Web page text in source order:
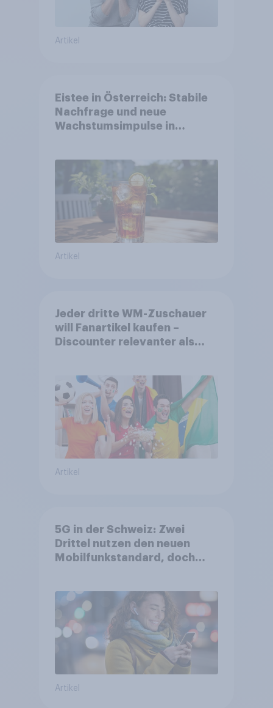
Artikel
Eistee in Österreich: Stabile
Nachfrage und neue
Wachstumsimpulse in
Artikel
Jeder dritte WM-Zuschauer
will Fanartikel kaufen –
Discounter relevanter als
Artikel
5G in der Schweiz: Zwei
Drittel nutzen den neuen
Mobilfunkstandard, doch
Artikel